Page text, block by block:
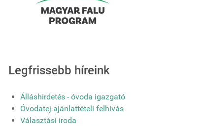
Legfrissebb híreink
Álláshirdetés - óvoda igazgató
Óvodatej ajánlattételi felhívás
Választási iroda